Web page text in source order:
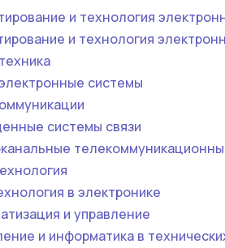
и технология
и технология
системы
системы связи
в электронике
и управление
и информатика в